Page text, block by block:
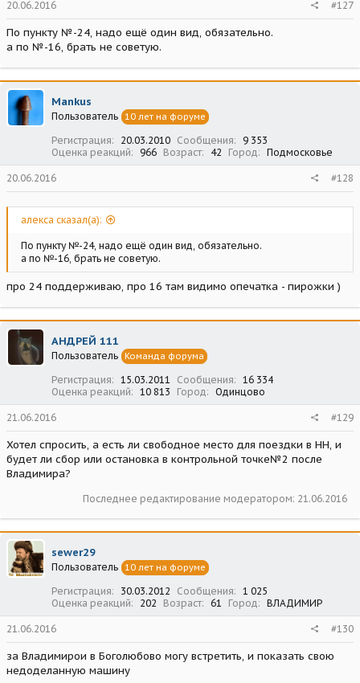
20.06.2016 #127
По пункту №-24, надо ещё один вид, обязательно.
а по №-16, брать не советую.
Mankus
Пользователь 10 лет на форуме
Регистрация 20.03.2010 Сообщения
9 353
Оценка реакций
966 Возраст 42 Город Подмосковье
20.06.2016 #128
алекса сказал(а):
По пункту №-24, надо ещё один вид, обязательно.
а по №-16, брать не советую.
про 24 поддерживаю, про 16 там видимо опечатка - пирожки )
АНДРЕЙ 111
Пользователь Команда форума
Регистрация 15.03.2011 Сообщения
16 334
Оценка реакций
10 813 Город Одинцово
21.06.2016 #129
Хотел спросить, а есть ли свободное место для поездки в НН, и
будет ли сбор или остановка в контрольной точке№2 после
Владимира?
Последнее редактирование модератором: 21.06.2016
sewer29
Пользователь 10 лет на форуме
Регистрация 30.03.2012 Сообщения
1 025
Оценка реакций
202 Возраст 61 Город ВЛАДИМИР
21.06.2016 #130
за Владимирои в Боголюбово могу встретить, и показать свою
недоделанную машину